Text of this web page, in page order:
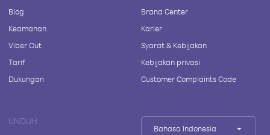
Blog
Keamanan
Viber Out
Tarif
Dukungan
Brand Center
Karier
Syarat & Kebijakan
Kebijakan privasi
Customer Complaints Code
UNDUH
Bahasa Indonesia